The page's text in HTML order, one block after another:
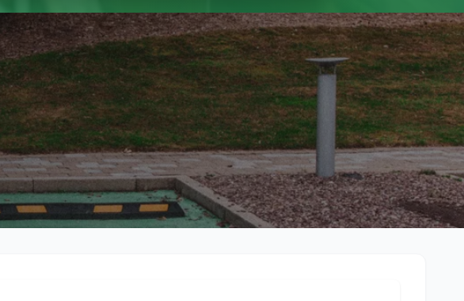
Retour à la liste des métiers
Confidentialité - Service proposé par ViteUnDevis.com-